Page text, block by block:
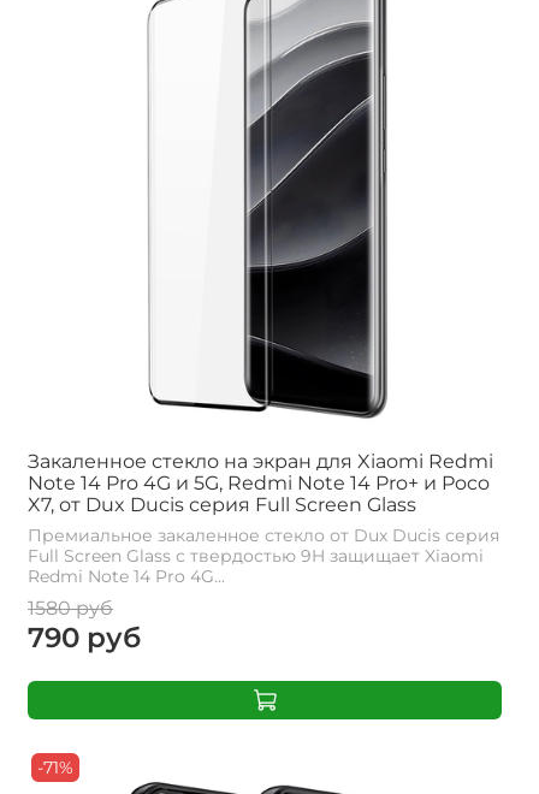
Закаленное стекло на экран для Xiaomi Redmi
Note 14 Pro 4G и 5G, Redmi Note 14 Pro+ и Poco
X7, от Dux Ducis серия Full Screen Glass
Премиальное закаленное стекло от Dux Ducis серия
Full Screen Glass с твердостью 9H защищает Xiaomi
Redmi Note 14 Pro 4G...
1580 руб
790 руб
-71%